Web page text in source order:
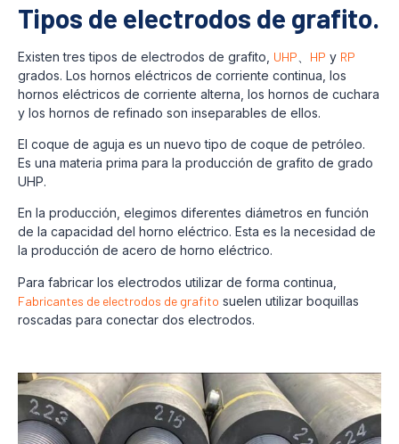
Tipos de electrodos de grafito.
Existen tres tipos de electrodos de grafito, UHP HP y RP
grados. Los hornos eléctricos de corriente continua, los
hornos eléctricos de corriente alterna, los hornos de cuchara
y los hornos de refinado son inseparables de ellos.
El coque de aguja es un nuevo tipo de coque de petróleo.
Es una materia prima para la producción de grafito de grado
UHP.
En la producción, elegimos diferentes diámetros en función
de la capacidad del horno eléctrico. Esta es la necesidad de
la producción de acero de horno eléctrico.
Para fabricar los electrodos utilizar de forma continua,
Fabricantes de electrodos de grafito suelen utilizar boquillas
roscadas para conectar dos electrodos.